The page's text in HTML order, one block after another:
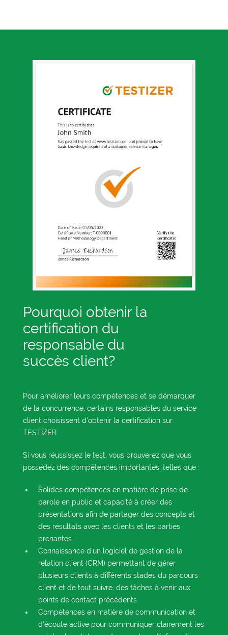
Pourquoi obtenir la
certification du
responsable du
succès client?
Pour améliorer leurs compétences et se démarquer
de la concurrence, certains responsables du service
client choisissent d'obtenir la certification sur
TESTIZER.
Si vous réussissez le test, vous prouverez que vous
possédez des compétences importantes, telles que :
Solides compétences en matière de prise de
parole en public et capacité à créer des
présentations afin de partager des concepts et
des résultats avec les clients et les parties
prenantes.
Connaissance d'un logiciel de gestion de la
relation client (CRM) permettant de gérer
plusieurs clients à différents stades du parcours
client et de tout suivre, des tâches à venir aux
points de contact précédents.
Compétences en matière de communication et
d'écoute active pour communiquer clairement les